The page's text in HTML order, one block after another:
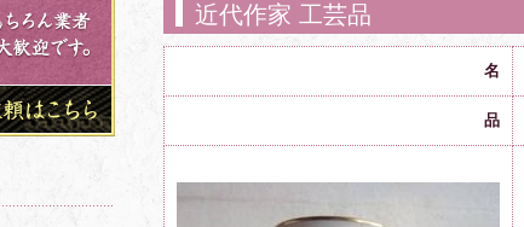
近代作家 工芸品
名
品